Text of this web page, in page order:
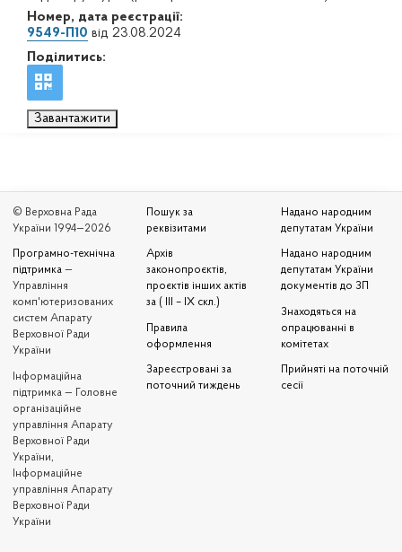
Номер, дата реєстрації:
9549-П10 від 23.08.2024
Поділитись:
Завантажити
© Верховна Рада
України 1994—2026
Програмно-технічна
підтримка —
Управління
комп'ютеризованих
систем Апарату
Верховної Ради
України
Iнформаційна
підтримка — Головне
організаційне
управління Апарату
Верховної Ради
України,
Інформаційне
управління Апарату
Верховної Ради
України
Пошук за
реквізитами
Архів
законопроєктів,
проєктів інших актів
за ( III – IX скл.)
Правила
оформлення
Зареєстровані за
поточний тиждень
Надано народним
депутатам України
Надано народним
депутатам України
документів до ЗП
Знаходяться на
опрацюванні в
комітетах
Прийняті на поточній
сесії